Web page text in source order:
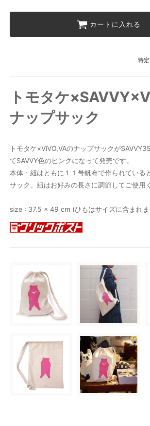
カートに入れる
特
トモタケ
ナップサック
トモタケ×ViVO,VAのナップサックが
てSAVVY色のピンクになって発売です。
本体・紐はともに１１号帆布で作られている
サック。紐はお好みの長さに調節してご使用
size : 37.5 x 49 cm (ひもはサイズに含まれ